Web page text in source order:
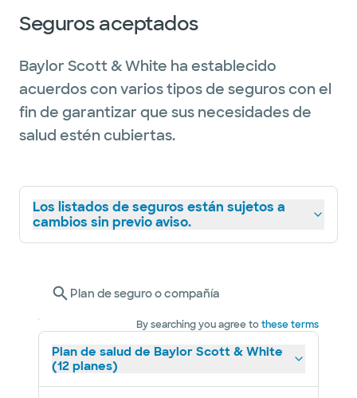
Seguros aceptados
Baylor Scott & White ha establecido
acuerdos con varios tipos de seguros con el
fin de garantizar que sus necesidades de
salud estén cubiertas.
Los listados de seguros están sujetos a
cambios sin previo aviso.
Plan de seguro o compañía
By searching you agree tothese terms
Plan de salud de Baylor Scott & White
(12 planes)